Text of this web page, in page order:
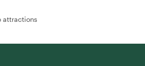
attractions